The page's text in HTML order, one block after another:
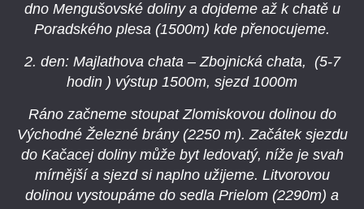
dno Mengušovské doliny a dojdeme až k chatě u
Poradského plesa (1500m) kde přenocujeme.
2. den: Majlathova chata – Zbojnická chata, (5-7
hodin ) výstup 1500m, sjezd 1000m
Ráno začneme stoupat Zlomiskovou dolinou do
Východné Železné brány (2250 m). Začátek sjezdu
do Kačacej doliny může byt ledovatý, níže je svah
mírnější a sjezd si naplno užijeme. Litvorovou
dolinou vystoupáme do sedla Prielom (2290m) a